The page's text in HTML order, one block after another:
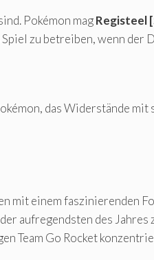
Pokémon magRegisteel
zu betreiben, wenn der
das Widerstände mit
mit einem faszinierenden
aufregendsten des Jahres
Team Go Rocket